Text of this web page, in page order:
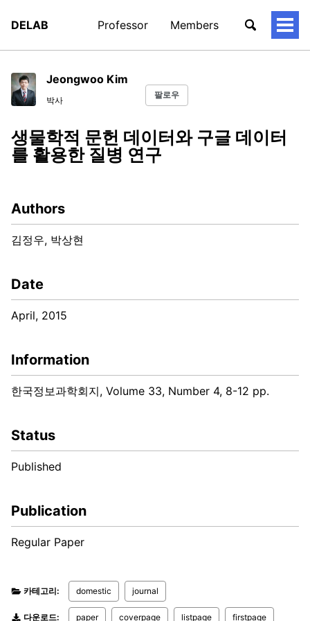
DELAB Professor Members
토
Jeongwoo Kim
박사
팔로우
생물학적 문헌 데이터와 구글 데이터
를 활용한 질병 연구
Authors
김정우, 박상현
Date
April, 2015
Information
한국정보과학회지, Volume 33, Number 4, 8-12 pp.
Status
Published
Publication
Regular Paper
카테고리: domestic journal
다운로드: paper coverpage listpage firstpage